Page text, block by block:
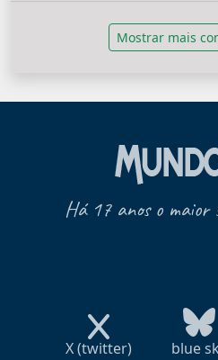
Mostrar mais
Há 17 anos o maior
X (twitter) blue